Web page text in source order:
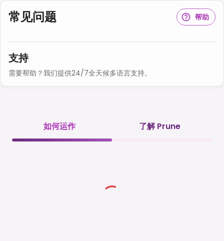
常见问题 帮助
支持
需要帮助？我们提供24/7全天候多语言支持。
如何运作 了解 Prune